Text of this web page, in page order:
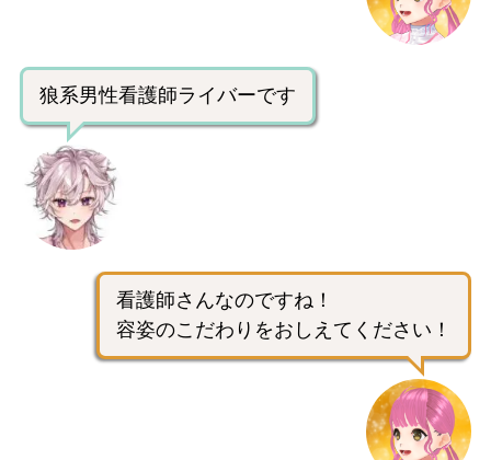
狼系男性看護師ライバーです
看護師さんなのですね！
容姿のこだわりをおしえてください！